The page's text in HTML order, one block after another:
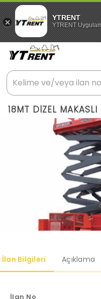
YTRENT
YTRENT
18MT DİZEL MAKASLI
İlan Bilgileri Açıklama
İlan No